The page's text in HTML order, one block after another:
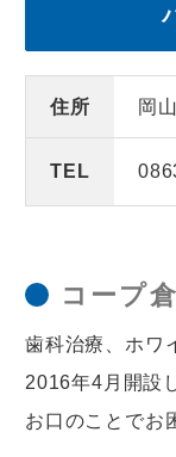
住所 岡
TEL
コープ
歯科治療、ホワ
2016年4月開設
お口のことでお